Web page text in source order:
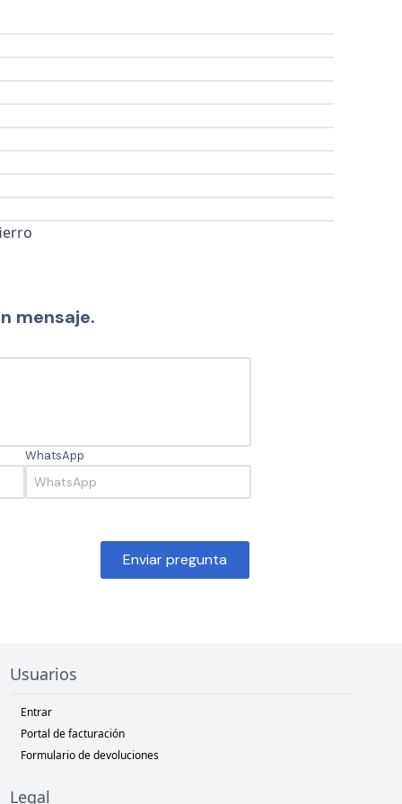
mensaje.
WhatsApp
Enviar pregunta
Usuarios
Entrar
Portal de facturación
Formulario de devoluciones
Legal